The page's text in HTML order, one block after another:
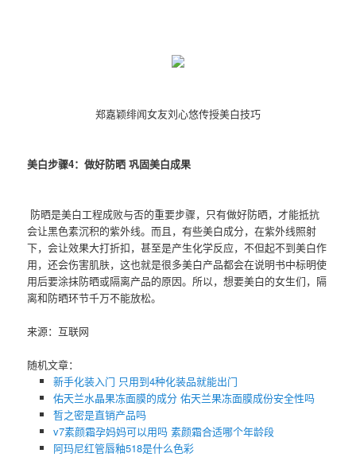
郑嘉颖绯闻女友刘心悠传授美白技巧
美白步骤4：做好防晒 巩固美白成果
防晒是美白工程成败与否的重要步骤，只有做好防晒，才能抵抗
会让黑色素沉积的紫外线。而且，有些美白成分，在紫外线照射
下，会让效果大打折扣，甚至是产生化学反应，不但起不到美白作
用，还会伤害肌肤，这也就是很多美白产品都会在说明书中标明使
用后要涂抹防晒或隔离产品的原因。所以，想要美白的女生们，隔
离和防晒环节千万不能放松。
来源：互联网
随机文章：
新手化装入门 只用到4种化装品就能出门
佑天兰水晶果冻面膜的成分 佑天兰果冻面膜成份安全性吗
晳之密是直销产品吗
v7素颜霜孕妈妈可以用吗 素颜霜合适哪个年龄段
​阿玛尼红管唇釉518是什么色彩